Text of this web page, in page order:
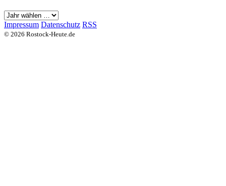
Impressum Datenschutz RSS
© 2026 Rostock-Heute.de